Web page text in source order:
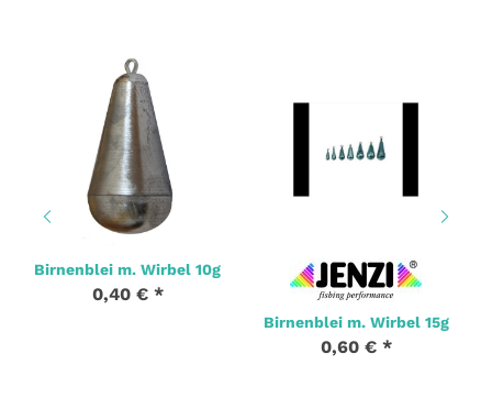
Birnenblei m. Wirbel 10g
0,40 € *
Birnenblei m. Wirbel 15g
0,60 € *